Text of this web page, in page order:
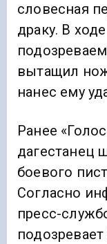
словесная
драку. В
вытащил
нанес ему
Ранее
дагестанец
боевого
Согласно
пресс-